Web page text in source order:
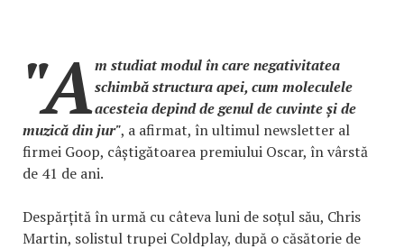
"Am studiat modul în care negativitatea
schimbă structura apei, cum moleculele
acesteia depind de genul de cuvinte și de
muzică din jur", a afirmat, în ultimul newsletter al
firmei Goop, câștigătoarea premiului Oscar, în vârstă
de 41 de ani.
Despărțită în urmă cu câteva luni de soțul său, Chris
Martin, solistul trupei Coldplay, după o căsătorie de